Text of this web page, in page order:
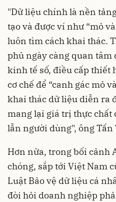
"Dữ liệu chính là nền
tạo và được ví như “mỏ
luôn tìm cách khai thác.
phủ ngày càng quan
kinh tế số, điều cấp thiết
cơ chế để “canh gác mỏ
khai thác dữ liệu diễn ra
mang lại giá trị thực chất
lẫn người dùng", ông
Hơn nữa, trong bối cảnh
chóng, sắp tới Việt Nam
Luật Bảo vệ dữ liệu cá
đòi hỏi doanh nghiệp